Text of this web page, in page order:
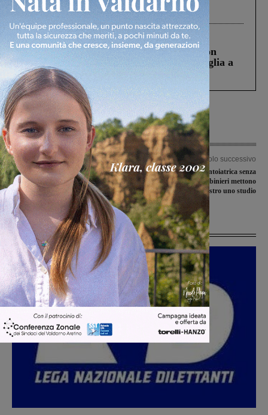
processo, lo stop ai sorpassi fra tir....
Cronaca 3 Agosto 2026
Scomparso da una struttura di Castiglion
Fiorentino l’uomo che aveva ucciso la figlia a
Levane nel 2020
Articolo precedente
Il Capodanno in Piazza Varchi con gli
Angeli in Blue Jeans
Articolo successivo
Svolgeva attività odontoiatrica senza
averne titolo: i carabinieri mettono
sotto sequestro uno studio
Ultime Notizie